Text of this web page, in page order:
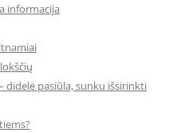
informacija
didelė pasiūla, sunku išsirinkti